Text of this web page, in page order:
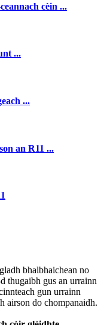
cèin ...
...
...
an R11 ...
bhalbhaichean no
thugaibh gus an urrainn
gun urrainn
airson do chompanaidh.